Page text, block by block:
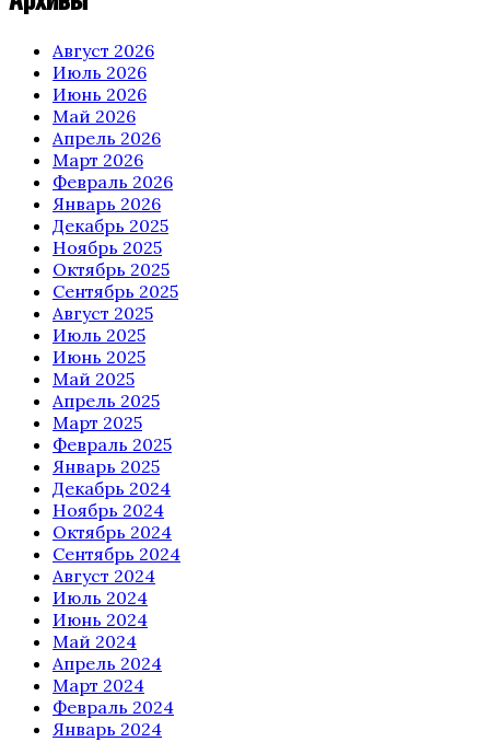
Август 2026
Июль 2026
Июнь 2026
Май 2026
Апрель 2026
Март 2026
Февраль 2026
Январь 2026
Декабрь 2025
Ноябрь 2025
Октябрь 2025
Сентябрь 2025
Август 2025
Июль 2025
Июнь 2025
Май 2025
Апрель 2025
Март 2025
Февраль 2025
Январь 2025
Декабрь 2024
Ноябрь 2024
Октябрь 2024
Сентябрь 2024
Август 2024
Июль 2024
Июнь 2024
Май 2024
Апрель 2024
Март 2024
Февраль 2024
Январь 2024